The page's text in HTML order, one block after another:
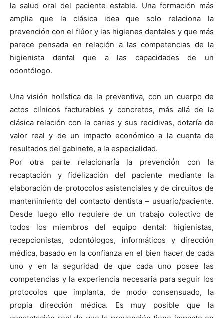
la salud oral del paciente estable. Una formación más
amplia que la clásica idea que solo relaciona la
prevención con el flúor y las higienes dentales y que más
parece pensada en relación a las competencias de la
higienista dental que a las capacidades de un
odontólogo.
Una visión holística de la preventiva, con un cuerpo de
actos clínicos facturables y concretos, más allá de la
clásica relación con la caries y sus recidivas, dotaría de
valor real y de un impacto económico a la cuenta de
resultados del gabinete, a la especialidad.
Por otra parte relacionaría la prevención con la
recaptación y fidelización del paciente mediante la
elaboración de protocolos asistenciales y de circuitos de
mantenimiento del contacto dentista – usuario/paciente.
Desde luego ello requiere de un trabajo colectivo de
todos los miembros del equipo dental: higienistas,
recepcionistas, odontólogos, informáticos y dirección
médica, basado en la confianza en el bien hacer de cada
uno y en la seguridad de que cada uno posee las
competencias y la experiencia necesaria para seguir los
protocolos que implanta, de modo consensuado, la
propia dirección médica. Es muy posible que la